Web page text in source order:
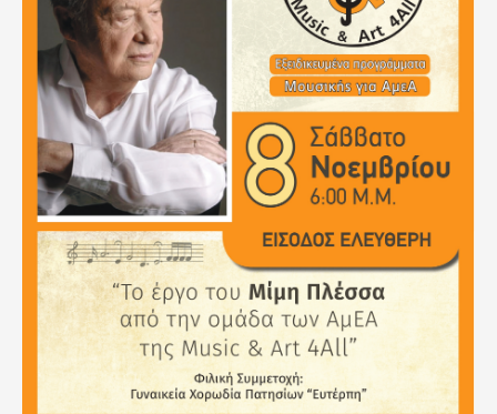
mimh-
plessa_page-
0001.jpg